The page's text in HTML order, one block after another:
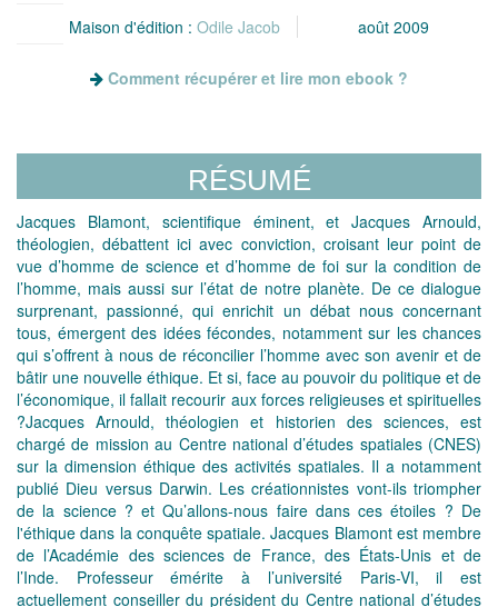
Maison d'édition : Odile Jacob août 2009
Comment récupérer et lire mon ebook ?
RÉSUMÉ
Jacques Blamont, scientifique éminent, et Jacques Arnould,
théologien, débattent ici avec conviction, croisant leur point de
vue d’homme de science et d’homme de foi sur la condition de
l’homme, mais aussi sur l’état de notre planète. De ce dialogue
surprenant, passionné, qui enrichit un débat nous concernant
tous, émergent des idées fécondes, notamment sur les chances
qui s’offrent à nous de réconcilier l’homme avec son avenir et de
bâtir une nouvelle éthique. Et si, face au pouvoir du politique et de
l’économique, il fallait recourir aux forces religieuses et spirituelles
?Jacques Arnould, théologien et historien des sciences, est
chargé de mission au Centre national d’études spatiales (CNES)
sur la dimension éthique des activités spatiales. Il a notamment
publié Dieu versus Darwin. Les créationnistes vont-ils triompher
de la science ? et Qu’allons-nous faire dans ces étoiles ? De
l'éthique dans la conquête spatiale. Jacques Blamont est membre
de l’Académie des sciences de France, des États-Unis et de
l’Inde. Professeur émérite à l’université Paris-VI, il est
actuellement conseiller du président du Centre national d’études